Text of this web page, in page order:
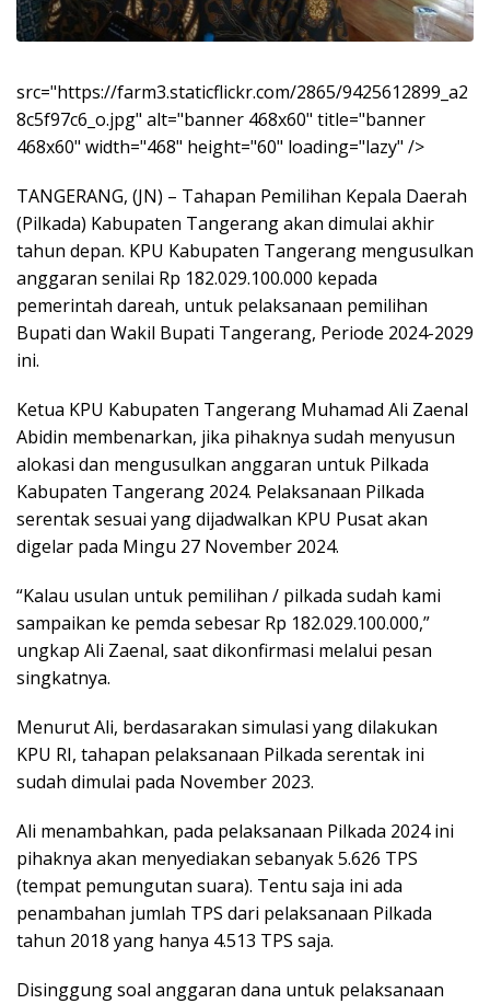
src="https://farm3.staticflickr.com/2865/9425612899_a2
8c5f97c6_o.jpg" alt="banner 468x60" title="banner
468x60" width="468" height="60" loading="lazy" />
TANGERANG, (JN) – Tahapan Pemilihan Kepala Daerah
(Pilkada) Kabupaten Tangerang akan dimulai akhir
tahun depan. KPU Kabupaten Tangerang mengusulkan
anggaran senilai Rp 182.029.100.000 kepada
pemerintah dareah, untuk pelaksanaan pemilihan
Bupati dan Wakil Bupati Tangerang, Periode 2024-2029
ini.
Ketua KPU Kabupaten Tangerang Muhamad Ali Zaenal
Abidin membenarkan, jika pihaknya sudah menyusun
alokasi dan mengusulkan anggaran untuk Pilkada
Kabupaten Tangerang 2024. Pelaksanaan Pilkada
serentak sesuai yang dijadwalkan KPU Pusat akan
digelar pada Mingu 27 November 2024.
“Kalau usulan untuk pemilihan / pilkada sudah kami
sampaikan ke pemda sebesar Rp 182.029.100.000,”
ungkap Ali Zaenal, saat dikonfirmasi melalui pesan
singkatnya.
Menurut Ali, berdasarakan simulasi yang dilakukan
KPU RI, tahapan pelaksanaan Pilkada serentak ini
sudah dimulai pada November 2023.
Ali menambahkan, pada pelaksanaan Pilkada 2024 ini
pihaknya akan menyediakan sebanyak 5.626 TPS
(tempat pemungutan suara). Tentu saja ini ada
penambahan jumlah TPS dari pelaksanaan Pilkada
tahun 2018 yang hanya 4.513 TPS saja.
Disinggung soal anggaran dana untuk pelaksanaan